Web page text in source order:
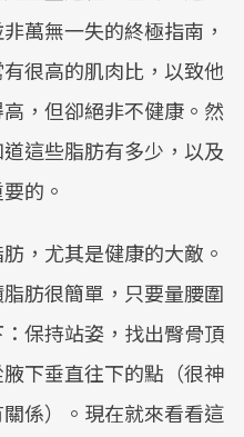
萬無一失的終極指南，
很高的肌肉比，以致他
，但卻絕非不健康。然
這些脂肪有多少，以及
的。
，尤其是健康的大敵。
肪很簡單，只要量腰圍
保持站姿，找出臀骨頂
下垂直往下的點（很神
係）。現在就來看看這